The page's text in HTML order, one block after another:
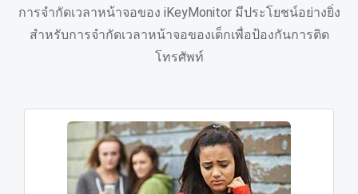
การจํากัดเวลาหน้าจอของ iKeyMonitor มีประโยชน์อย่างยิ่ง
สําหรับการจํากัดเวลาหน้าจอของเด็กเพื่อป้องกันการติด
โทรศัพท์